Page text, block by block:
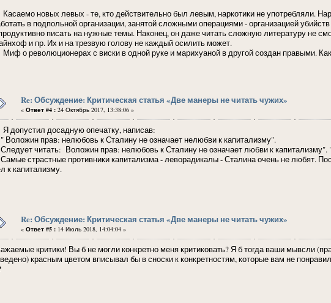
новых левых - те, кто действительно был левым, наркотики не употребляли.
в подпольной организации, занятой сложными операциями - организацией
писать на нужные темы. Наконец, он даже читать сложную литературу не
и пр. Их и на трезвую голову не каждый осилить может.
о революционерах с виски в одной руке и марихуаной в другой создан правыми.
Re: Обсуждение: Критическая статья «Две манеры не читать чужих»
« Ответ #4 : 24 Октябрь 2017, 13:38:06 »
допустил досадную опечатку, написав:
Воложин прав: нелюбовь к Сталину не означает нелюбви к капитализму".
читать: Воложин прав: нелюбовь к Сталину не означает любви к
страстные противники капитализма - леворадикалы - Сталина очень не любят.
к капитализму.
Re: Обсуждение: Критическая статья «Две манеры не читать чужих»
« Ответ #5 : 14 Июль 2018, 14:04:04 »
критики! Вы б не могли конкретно меня критиковать? Я б тогда ваши мывсли
красным цветом вписывал бы в сноски к конкретностям, которые вам не